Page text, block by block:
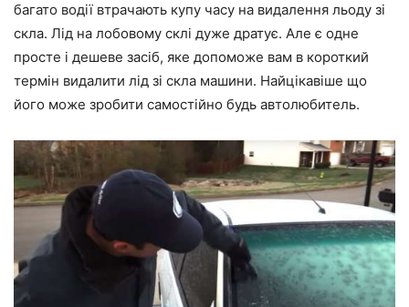
багато водії втрачають купу часу на видалення льоду зі
скла. Лід на лобовому склі дуже дратує. Але є одне
просте і дешеве засіб, яке допоможе вам в короткий
термін видалити лід зі скла машини. Найцікавіше що
його може зробити самостійно будь автолюбитель.